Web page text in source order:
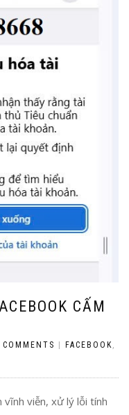
CẤM
| FACEBOOK
vĩnh viễn, xử lý lỗi tính